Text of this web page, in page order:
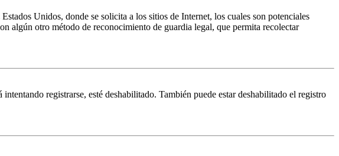
Unidos, donde se solicita a los sitios de Internet, los cuales son potenciales
algún otro método de reconocimiento de guardia legal, que permita recolectar
registrarse, esté deshabilitado. También puede estar deshabilitado el registro